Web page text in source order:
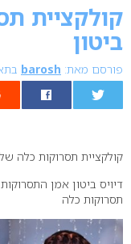
קולקציית
ביטון
פורסם מאת: barosh בתאריך:
קולקציית תסרוקות כלה של
דיויס ביטון אמן
תסרוקות כלה